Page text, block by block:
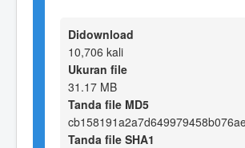
Didownload
10,706 kali
Ukuran file
31.17 MB
Tanda file MD5
Tanda file SHA1